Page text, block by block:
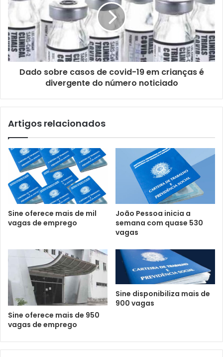
a
l
Dado sobre casos de covid-19 em crianças é
divergente do número noticiado
Artigos relacionados
Sine oferece mais de mil
vagas de emprego
João Pessoa inicia a
semana com quase 530
vagas
Sine oferece mais de 950
vagas de emprego
Sine disponibiliza mais de
900 vagas